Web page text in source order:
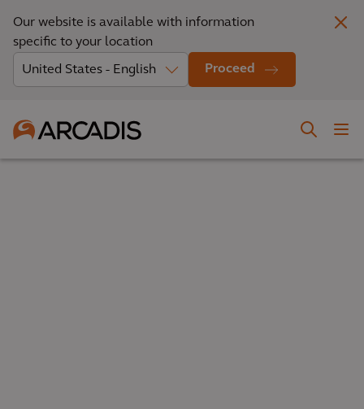
Our website is available with information
specific to your location
Proceed